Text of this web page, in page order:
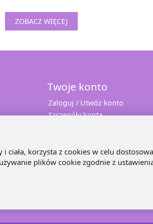
ZOBACZ WIĘCEJ
Twoje konto
Zaloguj / Utwóz konto
Szczegóły konta
korzysta z cookies w celu
plików cookie zgodnie z